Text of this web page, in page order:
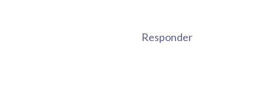
Responder